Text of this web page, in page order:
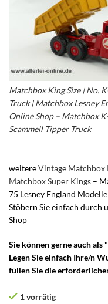
Matchbox King Size | No.
Truck | Matchbox Lesney
Online Shop – Matchbox
Scammell Tipper Truck
weitereVintage Matchbox
Matchbox Super Kings –
75 Lesney England
Stöbern Sie einfach durch
Shop
Sie können gerne auch
Legen Sie einfach Ihre/n
füllen Sie die
1 vorrätig